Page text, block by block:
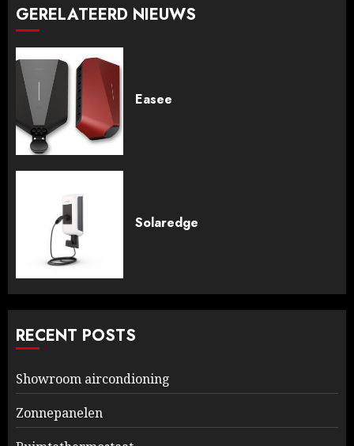
GERELATEERD NIEUWS
Easee
Solaredge
RECENT POSTS
Showroom aircondioning
Zonnepanelen